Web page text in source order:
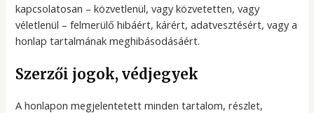
kapcsolatosan – közvetlenül, vagy közvetetten, vagy
véletlenül – felmerülő hibáért, kárért, adatvesztésért, vagy a
honlap tartalmának meghibásodásáért.
Szerzői jogok, védjegyek
A honlapon megjelentetett minden tartalom, részlet,